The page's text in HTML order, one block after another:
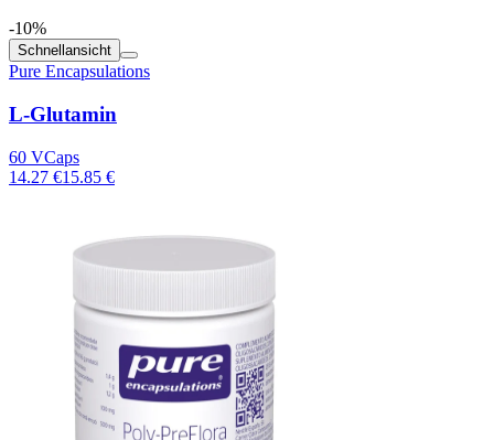
-10%
Schnellansicht
Pure Encapsulations
L-Glutamin
60 VCaps
14.27 €15.85 €